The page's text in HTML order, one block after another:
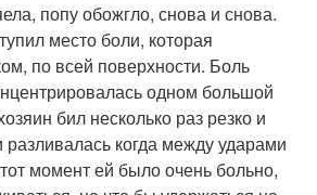
попу обожгло, снова и снова.
место боли, которая
по всей поверхности. Боль
одном большой
бил несколько раз резко и
когда между ударами
момент ей было очень больно,